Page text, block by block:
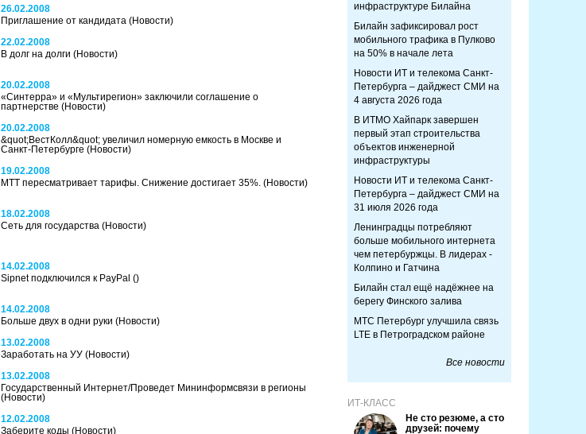
26.02.2008
Приглашение от кандидата (Новости)
22.02.2008
В долг на долги (Новости)
20.02.2008
«Синтерра» и «Мультирегион» заключили соглашение о
партнерстве (Новости)
20.02.2008
&quot;ВестКолл&quot; увеличил номерную емкость в Москве и
Санкт-Петербурге (Новости)
19.02.2008
МТТ пересматривает тарифы. Снижение достигает 35%. (Новости)
18.02.2008
Сеть для государства (Новости)
14.02.2008
Sipnet подключился к PayPal ()
14.02.2008
Больше двух в одни руки (Новости)
13.02.2008
Заработать на УУ (Новости)
13.02.2008
Государственный Интернет/Проведет Мининформсвязи в регионы
(Новости)
12.02.2008
Заберите коды (Новости)
инфраструктуре Билайна
Билайн зафиксировал рост
мобильного трафика в Пулково
на 50% в начале лета
Новости ИТ и телекома Санкт-
Петербурга – дайджест СМИ на
4 августа 2026 года
В ИТМО Хайпарк завершен
первый этап строительства
объектов инженерной
инфраструктуры
Новости ИТ и телекома Санкт-
Петербурга – дайджест СМИ на
31 июля 2026 года
Ленинградцы потребляют
больше мобильного интернета
чем петербуржцы. В лидерах -
Колпино и Гатчина
Билайн стал ещё надёжнее на
берегу Финского залива
МТС Петербург улучшила связь
LTE в Петроградском районе
Все новости
ИТ-КЛАСС
Не сто резюме, а сто
друзей: почему